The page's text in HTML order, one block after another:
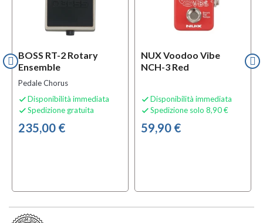
BOSS RT-2 Rotary
Ensemble
Pedale Chorus
 Disponibilità immediata
 Spedizione gratuita
235,00 €
NUX Voodoo Vibe
NCH-3 Red
 Disponibilità immediata
 Spedizione solo 8,90 €
59,90 €